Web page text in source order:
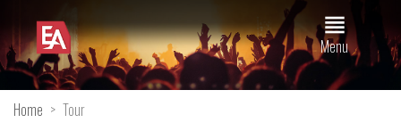
view_headline
Menu
Home Tour